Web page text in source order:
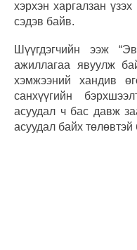
хэрхэн харгалзан
сэдэв байв.
Шүүгдэгчийн ээж
ажиллагаа явуулж
хэмжээний хандив
санхүүгийн
асуудал ч бас давж
асуудал байх төлөвтэй